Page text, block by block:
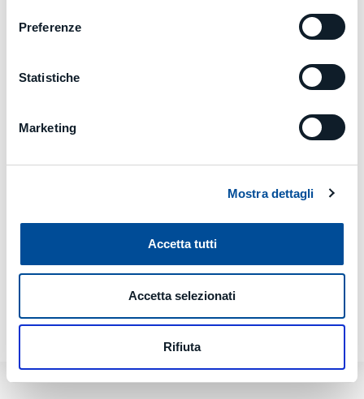
Preferenze
Statistiche
Marketing
Mostra dettagli
Accetta tutti
Accetta selezionati
Rifiuta
organizzati nei moduli della suitejFMX.
L’architettura di
è strutturata su diversi
impiantistiche e informative. A livello base è
possibile l’integrazione con il
di macchine
superiore vi è la possibilità di coordinare
integrate (prevalentemente impianti MCM, ma
non esclusivamente). Crescendo di livello vi è poi
la gestione di sistemi complessi, con macchine
possibile coordinamento e la gestione
centralizzata di un’intera officina.